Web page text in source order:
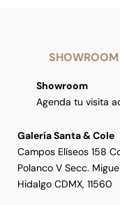
SHOWROOM
Showroom
Agenda tu visita
Galería Santa & Cole
Campos Elíseos 158
Polanco V Secc.
Hidalgo CDMX, 11560